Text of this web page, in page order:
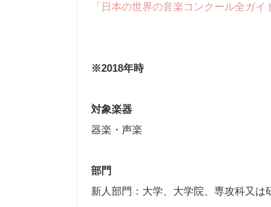
「日本の世界の音楽コンクール全ガ
※2018年時
対象楽器
器楽・声楽
部門
新人部門：大学、大学院、専攻科又